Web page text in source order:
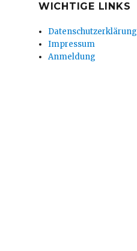
WICHTIGE LINKS
Datenschutzerklärung
Impressum
Anmeldung